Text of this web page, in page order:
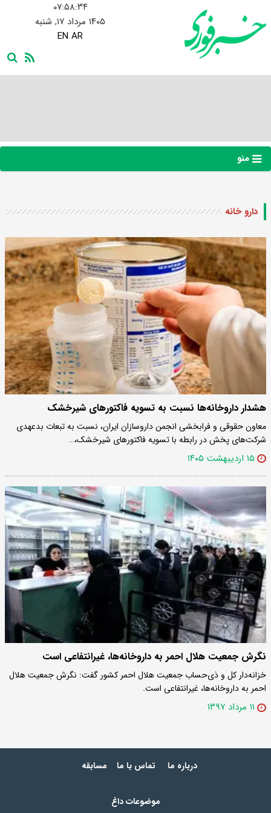
۰۷:۵۸:۳۵
۱۴۰۵ مرداد ۱۷, شنبه
EN AR
منو
دارو خانه
هشدار داروخانه‌ها نسبت به تسویه فاکتورهای شیرخشک
معاون حقوقی و فرابخشی انجمن داروسازان ایران، نسبت به تبعات بدعهدی
شرکت‌های پخش در رابطه با تسویه فاکتورهای شیرخشک،…
۱۵ اردیبهشت ۱۴۰۵
نگرش جمعیت هلال احمر به داروخانه‌ها، غیرانتفاعی است
خزانه‌دار کل و ذی‌حساب جمعیت هلال احمر کشور گفت: نگرش جمعیت هلال
احمر به داروخانه‌ها، غیرانتفاعی است.
۱۱ مرداد ۱۳۹۷
درباره ما تماس با ما مسابقه
موضوعات داغ